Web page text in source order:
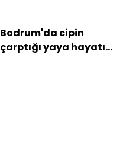
Bodrum'da cipin
çarptığı yaya hayatını